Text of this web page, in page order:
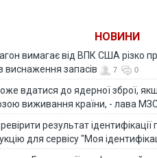
НОВИНИ
вимагає від ВПК США різко
виснаження запасів
7 0
вдатися до ядерної зброї,
виживання країни, - лава
результат
для сервісу "Моя